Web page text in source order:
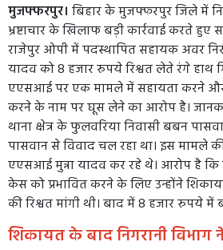
मुजफ्फरपुर। बिहार के मुजफ्फरपुर जिले में
भ्रष्टाचार के खिलाफ बड़ी कार्रवाई करते हुए
राजेपुर ओपी में पदस्थापित सहायक अवर
यादव को 8 हजार रुपये रिश्वत लेते रंगे हाथ
एएसआई पर एक मामले में सहायता करने
करने के नाम पर घूस लेने का आरोप है।
थाना क्षेत्र के फुलवरिया निवासी बबन
पासवान से विवाद चल रहा था। इस मामले
एएसआई मुन्ना यादव कर रहे थे। आरोप है
केस को प्रभावित करने के लिए उन्होंने
की रिश्वत मांगी थी। बाद में 8 हजार रुपये में
शिकायत के बाद निगरानी विभाग